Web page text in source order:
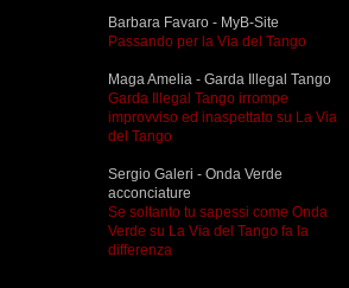
Barbara Favaro - MyB-Site
Passando per la Via del Tango
Maga Amelia - Garda Illegal Tango
Garda Illegal Tango irrompe
improvviso ed inaspettato su La Via
del Tango
Sergio Galeri - Onda Verde
acconciature
Se soltanto tu sapessi come Onda
Verde su La Via del Tango fa la
differenza